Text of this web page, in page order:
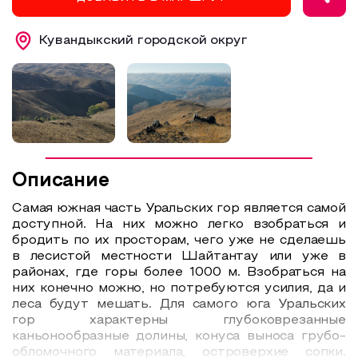
Аттестованные экскурсоводы
Маршруты от экскурсоводов
Все маршруты
Доступная среда
Кувандыкский городской округ
Описание
Самая южная часть Уральских гор является самой
доступной. На них можно легко взобраться и
бродить по их просторам, чего уже не сделаешь
в лесистой местности Шайтантау или уже в
районах, где горы более 1000 м. Взобраться на
них конечно можно, но потребуются усилия, да и
леса будут мешать. Для самого юга Уральских
гор характерны глубоковрезанные
каньонообразные долины, конуса выноса грубо-
обломочного материала, островерхие сопки.